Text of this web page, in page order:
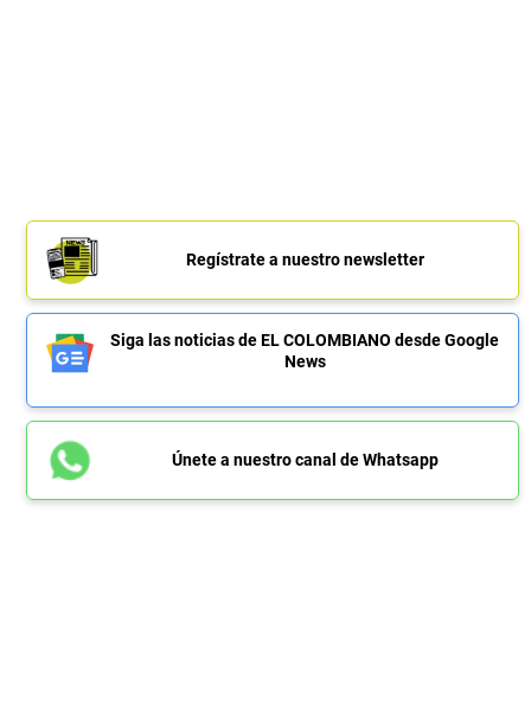
Regístrate a nuestro newsletter
Siga las noticias de EL COLOMBIANO desde Google
News
Únete a nuestro canal de Whatsapp